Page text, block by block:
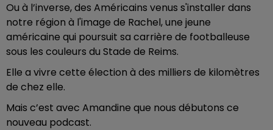
Ou à l’inverse, des Américains venus s'installer dans
notre région à l'image de Rachel, une jeune
américaine qui poursuit sa carrière de footballeuse
sous les couleurs du Stade de Reims.
Elle a vivre cette élection à des milliers de kilomètres
de chez elle.
Mais c’est avec Amandine que nous débutons ce
nouveau podcast.